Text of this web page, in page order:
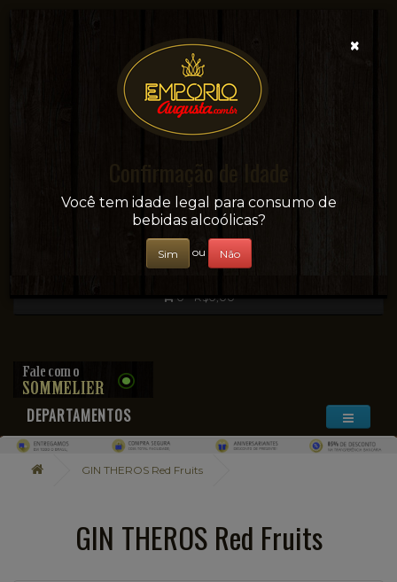
Sua conveniência e adega on-line!
0 - R$0,00
DEPARTAMENTOS
GIN THEROS Red Fruits
GIN THEROS Red Fruits
×
Confirmação de Idade
Você tem idade legal para consumo de
bebidas alcoólicas?
Sim ou Não